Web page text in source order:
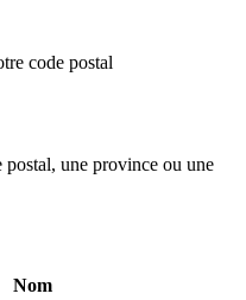
code postal
une province ou une
Nom